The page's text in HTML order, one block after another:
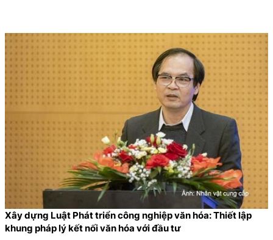
Xây dựng Luật Phát triển công nghiệp văn hóa: Thiết lập
khung pháp lý kết nối văn hóa với đầu tư